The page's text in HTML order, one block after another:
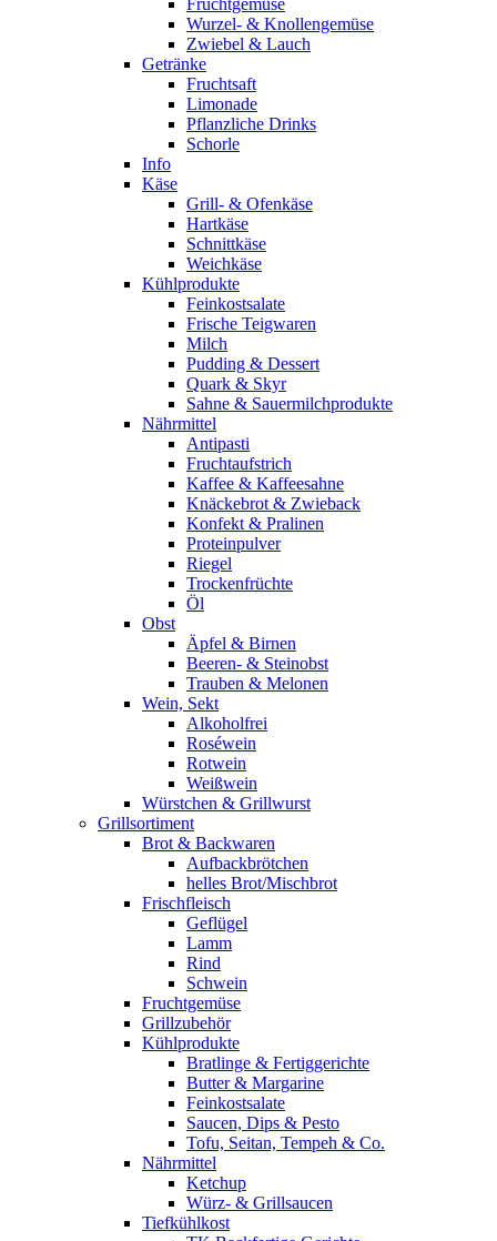
Fruchtgemüse
Wurzel- & Knollengemüse
Zwiebel & Lauch
Getränke
Fruchtsaft
Limonade
Pflanzliche Drinks
Schorle
Info
Käse
Grill- & Ofenkäse
Hartkäse
Schnittkäse
Weichkäse
Kühlprodukte
Feinkostsalate
Frische Teigwaren
Milch
Pudding & Dessert
Quark & Skyr
Sahne & Sauermilchprodukte
Nährmittel
Antipasti
Fruchtaufstrich
Kaffee & Kaffeesahne
Knäckebrot & Zwieback
Konfekt & Pralinen
Proteinpulver
Riegel
Trockenfrüchte
Öl
Obst
Äpfel & Birnen
Beeren- & Steinobst
Trauben & Melonen
Wein, Sekt
Alkoholfrei
Roséwein
Rotwein
Weißwein
Würstchen & Grillwurst
Grillsortiment
Brot & Backwaren
Aufbackbrötchen
helles Brot/Mischbrot
Frischfleisch
Geflügel
Lamm
Rind
Schwein
Fruchtgemüse
Grillzubehör
Kühlprodukte
Bratlinge & Fertiggerichte
Butter & Margarine
Feinkostsalate
Saucen, Dips & Pesto
Tofu, Seitan, Tempeh & Co.
Nährmittel
Ketchup
Würz- & Grillsaucen
Tiefkühlkost